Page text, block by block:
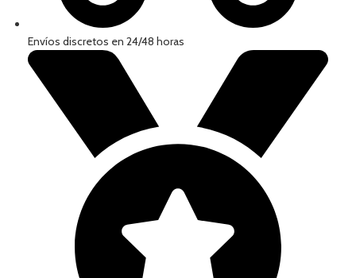
Envíos discretos en 24/48 horas